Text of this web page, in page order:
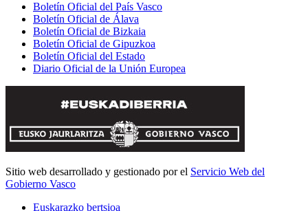
Boletín Oficial del País Vasco
Boletín Oficial de Álava
Boletín Oficial de Bizkaia
Boletín Oficial de Gipuzkoa
Boletín Oficial del Estado
Diario Oficial de la Unión Europea
Sitio web desarrollado y gestionado por el Servicio Web del
Gobierno Vasco
Euskarazko bertsioa